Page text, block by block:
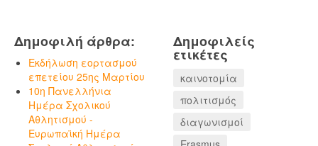
Δημοφιλή άρθρα:
Εκδήλωση εορτασμού
επετείου 25ης Μαρτίου
10η Πανελλήνια
Ημέρα Σχολικού
Αθλητισμού -
Ευρωπαϊκή Ημέρα
Δημοφιλείς
ετικέτες
καινοτομία
πολιτισμός
διαγωνισμοί